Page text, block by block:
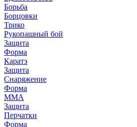
Борьба
Борцовки
Трико
Рукопашный бой
Защита
Форма
Каратэ
Защита
Снаряжение
Форма
ММА
Защита
Перчатки
Форма